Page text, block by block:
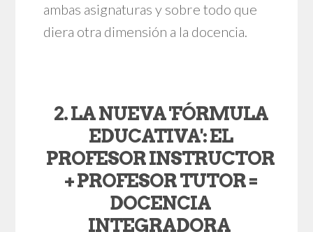
ambas asignaturas y sobre todo que
diera otra dimensión a la docencia.
2. LA NUEVA 'FÓRMULA
EDUCATIVA': EL
PROFESOR INSTRUCTOR
+ PROFESOR TUTOR =
DOCENCIA
INTEGRADORA